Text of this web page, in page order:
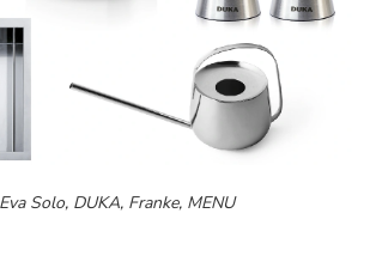
Solo, DUKA, Franke, MENU